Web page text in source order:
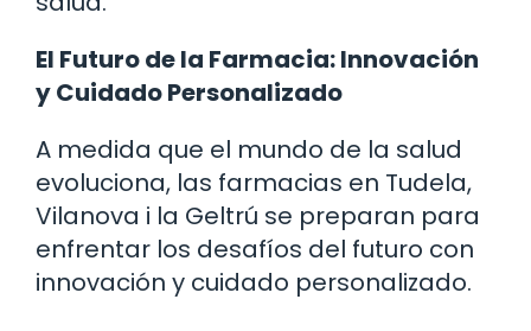
El Futuro de la Farmacia: Innovación
y Cuidado Personalizado
A medida que el mundo de la salud
evoluciona, las farmacias en Tudela,
Vilanova i la Geltrú se preparan para
enfrentar los desafíos del futuro con
innovación y cuidado personalizado.